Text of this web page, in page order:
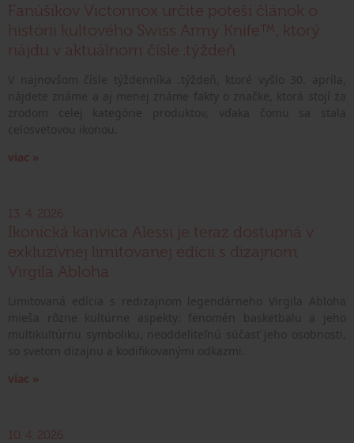
Fanúšikov Victorinox určite poteší článok o
histórii kultového Swiss Army Knife™, ktorý
nájdu v aktuálnom čísle .týždeň
viac »
13. 4. 2026
Ikonická kanvica Alessi je teraz dostupná v
exkluzívnej limitovanej edícii s dizajnom
Virgila Abloha
viac »
10. 4. 2026